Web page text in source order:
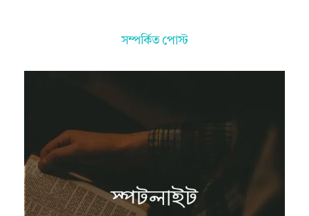
সম্পর্কিত পোস্ট